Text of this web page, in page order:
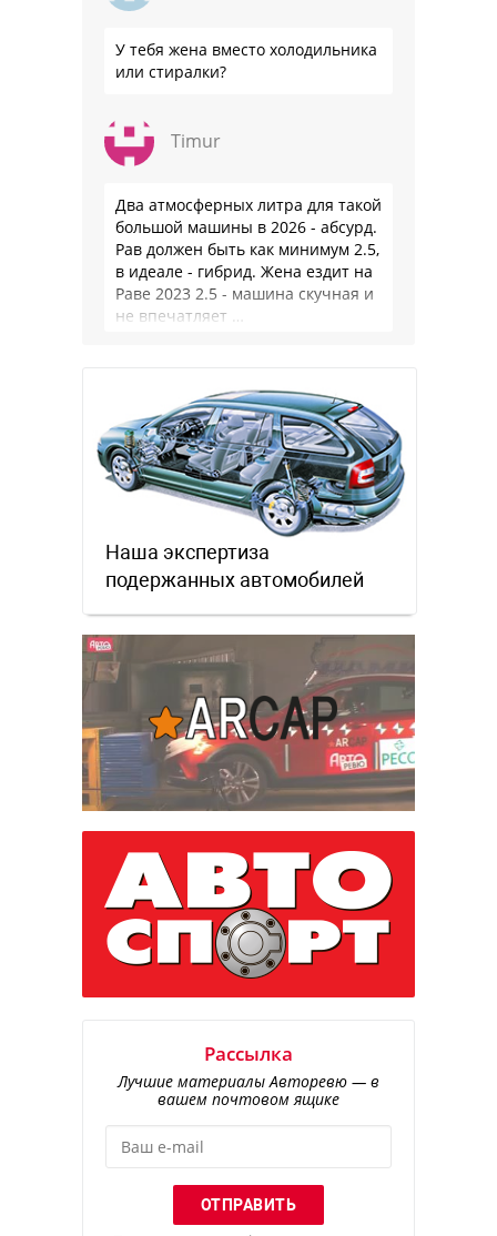
У тебя жена вместо холодильника
или стиралки?
Timur
Два атмосферных литра для такой
большой машины в 2026 - абсурд.
Рав должен быть как минимум 2.5,
в идеале - гибрид. Жена ездит на
Раве 2023 2.5 - машина скучная и
не впечатляет …
Наша экспертиза
подержанных автомобилей
Рассылка
Лучшие материалы Авторевю — в
вашем почтовом ящике